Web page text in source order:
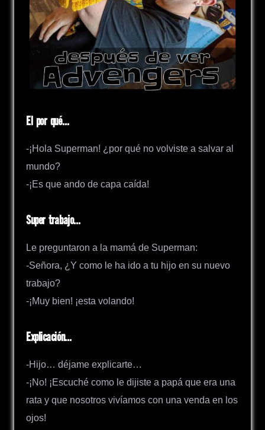
El por qué…
-¡Hola Superman! ¿por qué no volviste a salvar al
mundo?
-¡Es que ando de capa caída!
Super trabajo…
Le preguntaron a la mamá de Superman:
-Señora, ¿Y como le ha ido a tu hijo en su nuevo
trabajo?
-¡Muy bien! ¡esta volando!
Explicación…
-Hijo… déjame explicarte…
-¡No! ¡Escuché como le dijiste a papá que era una
rata y que nosotros vivíamos con una venda en los
ojos!